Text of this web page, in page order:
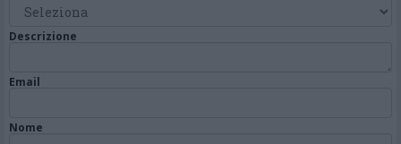
Descrizione
Email
Nome